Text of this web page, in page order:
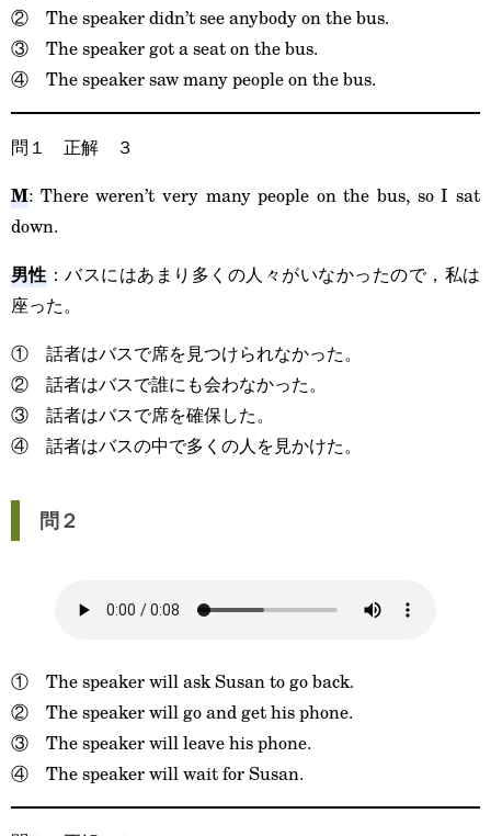
② The speaker didn’t see anybody on the bus.
③ The speaker got a seat on the bus.
④ The speaker saw many people on the bus.
問１ 正解 ３
M: There weren’t very many people on the bus, so I sat
down.
男性：バスにはあまり多くの人々がいなかったので，私は
座った。
① 話者はバスで席を見つけられなかった。
② 話者はバスで誰にも会わなかった。
③ 話者はバスで席を確保した。
④ 話者はバスの中で多くの人を見かけた。
問２
① The speaker will ask Susan to go back.
② The speaker will go and get his phone.
③ The speaker will leave his phone.
④ The speaker will wait for Susan.